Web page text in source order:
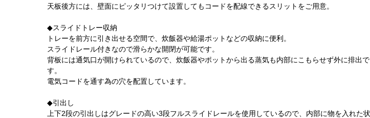
天板後方には、壁面にピッタリつけて設置してもコードを配線できるスリットをご用意。
◆スライドトレー収納
トレーを前方に引き出せる空間で、炊飯器や給湯ポットなどの収納に便利。
スライドレール付きなので滑らかな開閉が可能です。
背板には通気口が開けられているので、炊飯器やポットから出る蒸気も内部にこもらせず外に排出で
す。
電気コードを通す為の穴を配置しています。
◆引出し
上下2段の引出しはグレードの高い3段フルスライドレールを使用しているので、内部に物を入れた